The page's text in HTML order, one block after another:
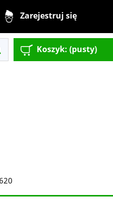
Zarejestruj się
Koszyk: (pusty)